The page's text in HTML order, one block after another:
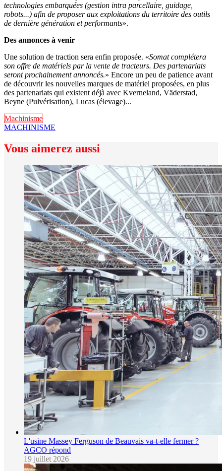
technologies embarquées (gestion intra parcellaire, guidage,
robots...) afin de proposer aux exploitations du territoire des outils
de dernière génération et performants».
Des annonces à venir
Une solution de traction sera enfin proposée. «Somat complétera
son offre de matériels par la vente de tracteurs. Des partenariats
seront prochainement annoncés.» Encore un peu de patience avant
de découvrir les nouvelles marques de matériel proposées, en plus
des partenariats qui existent déjà avec Kverneland, Väderstad,
Beyne (Pulvérisation), Lucas (élevage)...
Machinisme
MACHINISME
Vous aimerez aussi
L'usine Massey Ferguson de Beauvais va-t-elle fermer ?
AGCO répond
19 juillet 2026